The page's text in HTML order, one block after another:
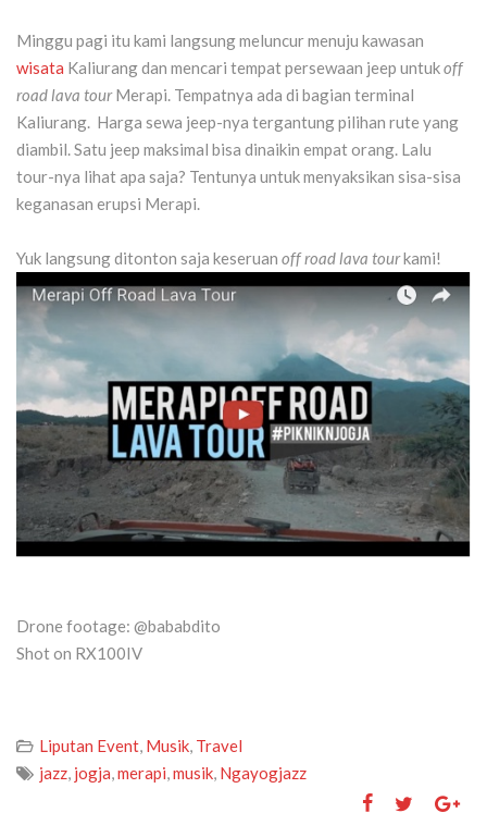
Minggu pagi itu kami langsung meluncur menuju kawasan
wisata Kaliurang dan mencari tempat persewaan jeep untukoff
road lava tourMerapi. Tempatnya ada di bagian terminal
Kaliurang. Harga sewa jeep-nya tergantung pilihan rute yang
diambil. Satu jeep maksimal bisa dinaikin empat orang. Lalu
tour-nya lihat apa saja? Tentunya untuk menyaksikan sisa-sisa
keganasan erupsi Merapi.
Yuk langsung ditonton saja keseruan off road lava tourkami!
Drone footage: @bababdito
Shot on RX100IV
Liputan Event, Musik, Travel
jazz, jogja,merapi,musik, Ngayogjazz